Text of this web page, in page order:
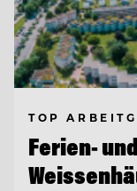
TOP
Ferien-